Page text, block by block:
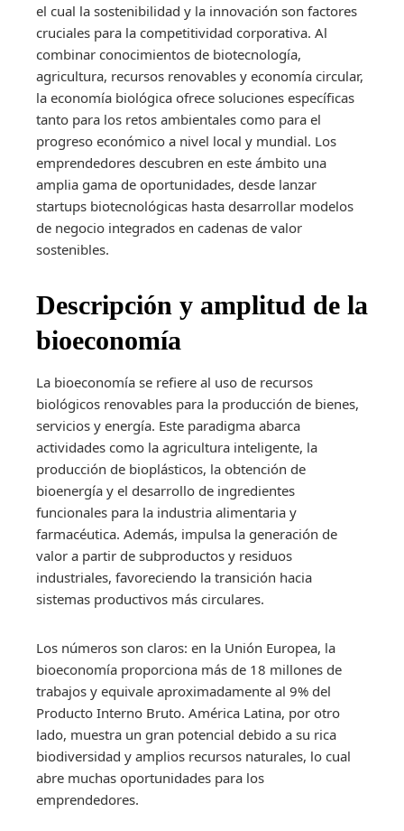
el cual la sostenibilidad y la innovación son factores
cruciales para la competitividad corporativa. Al
combinar conocimientos de biotecnología,
agricultura, recursos renovables y economía circular,
la economía biológica ofrece soluciones específicas
tanto para los retos ambientales como para el
progreso económico a nivel local y mundial. Los
emprendedores descubren en este ámbito una
amplia gama de oportunidades, desde lanzar
startups biotecnológicas hasta desarrollar modelos
de negocio integrados en cadenas de valor
sostenibles.
Descripción y amplitud de la
bioeconomía
La bioeconomía se refiere al uso de recursos
biológicos renovables para la producción de bienes,
servicios y energía. Este paradigma abarca
actividades como la agricultura inteligente, la
producción de bioplásticos, la obtención de
bioenergía y el desarrollo de ingredientes
funcionales para la industria alimentaria y
farmacéutica. Además, impulsa la generación de
valor a partir de subproductos y residuos
industriales, favoreciendo la transición hacia
sistemas productivos más circulares.
Los números son claros: en la Unión Europea, la
bioeconomía proporciona más de 18 millones de
trabajos y equivale aproximadamente al 9% del
Producto Interno Bruto. América Latina, por otro
lado, muestra un gran potencial debido a su rica
biodiversidad y amplios recursos naturales, lo cual
abre muchas oportunidades para los
emprendedores.